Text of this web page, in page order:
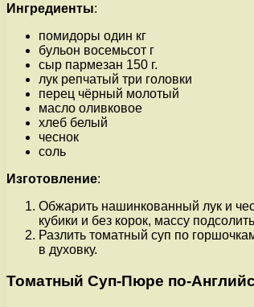
Ингредиенты:
помидоры один кг
бульон восемьсот г
сыр пармезан 150 г.
лук репчатый три головки
перец чёрный молотый
масло оливковое
хлеб белый
чеснок
соль
Изготовление:
Обжарить нашинкованный лук и
кубики и без корок, массу
Разлить томатный суп по
в духовку.
Томатный Суп-Пюре по-